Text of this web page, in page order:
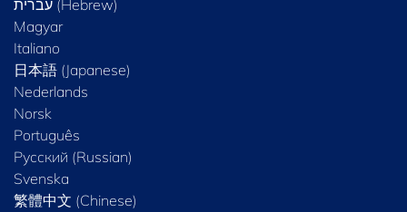
Magyar
Italiano
日本語 (Japanese)
Nederlands
Norsk
Português
Русский (Russian)
Svenska
繁體中文 (Chinese)